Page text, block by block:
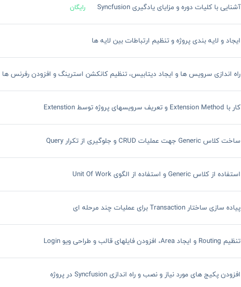
آشنایی با کلیات دوره و مزایای یادگیری Syncfusion رایگان
ایجاد و لایه بندی پروژه و تنظیم ارتباطات بین لایه ها
راه اندازی سرویس ها و ایجاد دیتابیس، تنظیم کانکشن استرینگ و افزودن رفرنس ها
کار با Extension Method و تعریف سرویسهای پروژه توسط Extenstion
ساخت کلاس Generic جهت عملیات CRUD و جلوگیری از تکرار Query
استفاده از کلاس Generic و استفاده از الگوی Unit Of Work
پیاده سازی ساختار Transaction برای عملیات چند مرحله ای
تنظیم Routing و ایجاد Area، افزودن فایلهای قالب و طراحی ویو Login
افزودن پکیج های مورد نیاز و نصب و راه اندازی Syncfusion در پروژه